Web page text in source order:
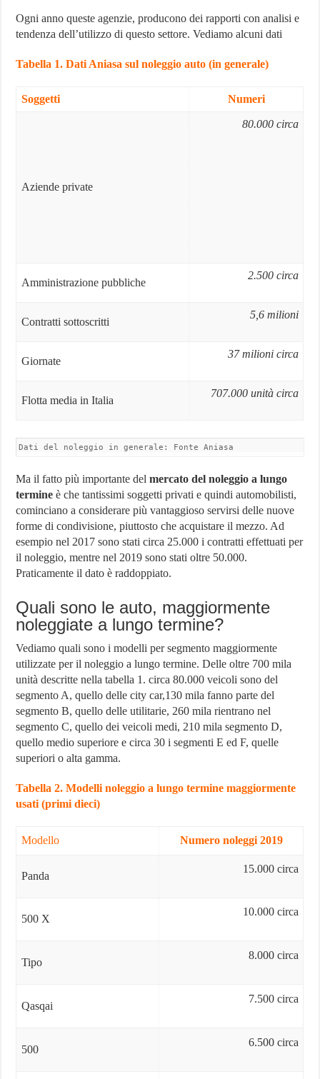
Ogni anno queste agenzie, producono dei rapporti con analisi e
tendenza dell’utilizzo di questo settore. Vediamo alcuni dati
Tabella 1. Dati Aniasa sul noleggio auto (in generale)
Soggetti Numeri
Aziende private
80.000 circa
Amministrazione pubbliche
2.500 circa
Contratti sottoscritti
5,6 milioni
Giornate
37 milioni circa
Flotta media in Italia
707.000 unità circa
Dati del noleggio in generale: Fonte Aniasa
Ma il fatto più importante delmercato del noleggio a lungo
termine è che tantissimi soggetti privati e quindi automobilisti,
cominciano a considerare più vantaggioso servirsi delle nuove
forme di condivisione, piuttosto che acquistare il mezzo. Ad
esempio nel 2017 sono stati circa 25.000 i contratti effettuati per
il noleggio, mentre nel 2019 sono stati oltre 50.000.
Praticamente il dato è raddoppiato.
Quali sono le auto, maggiormente
noleggiate a lungo termine?
Vediamo quali sono i modelli per segmento maggiormente
utilizzate per il noleggio a lungo termine. Delle oltre 700 mila
unità descritte nella tabella 1. circa 80.000 veicoli sono del
segmento A, quello delle city car,130 mila fanno parte del
segmento B, quello delle utilitarie, 260 mila rientrano nel
segmento C, quello dei veicoli medi, 210 mila segmento D,
quello medio superiore e circa 30 i segmenti E ed F, quelle
superiori o alta gamma.
Tabella 2. Modelli noleggio a lungo termine maggiormente
usati (primi dieci)
Modello Numero noleggi 2019
Panda
15.000 circa
500 X
10.000 circa
Tipo
8.000 circa
Qasqai
7.500 circa
500
6.500 circa